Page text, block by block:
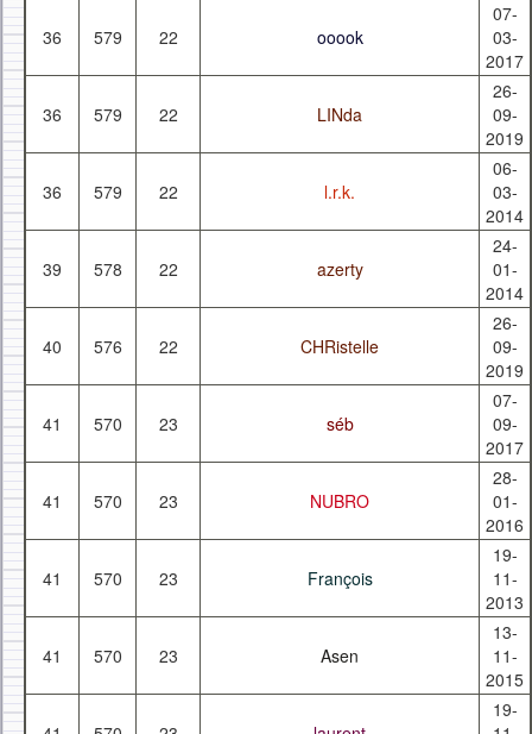
36 579 22 ooook
07-
03-
2017
36 579 22 LINda
26-
09-
2019
36 579 22 l.r.k.
06-
03-
2014
39 578 22 azerty
24-
01-
2014
40 576 22 CHRistelle
26-
09-
2019
41 570 23 séb
07-
09-
2017
41 570 23 NUBRO
28-
01-
2016
41 570 23 François
19-
11-
2013
41 570 23 Asen
13-
11-
2015
19-